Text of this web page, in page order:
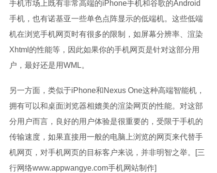
手机市场上既有非常高端的iPhone手机和谷歌的Android
手机，也有诺基亚一些单色点阵显示的低端机。这些低端
机在浏览手机网页时有很多的限制，如屏幕分辨率、渲染
Xhtml的性能等，因此如果你的手机网页是针对这部分用
户，最好还是用WML。
另一方面，类似于iPhone和Nexus One这种高端智能机，
拥有可以和桌面浏览器相媲美的渲染网页的性能。对这部
分用户而言，良好的用户体验是很重要的，受限于手机的
传输速度，如果直接用一般的电脑上浏览的网页来代替手
机网页，对手机网页的目标客户来说，并非明智之举。[三
行网络www.appwangye.com手机网站制作]